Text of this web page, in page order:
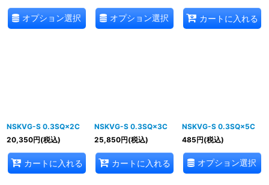
オプション選択 オプション選択 カートに入れる
NSKVG-S 0.3SQ×2C
20,350円(税込)
カートに入れる
NSKVG-S 0.3SQ×3C
25,850円(税込)
カートに入れる
NSKVG-S 0.3SQ×5C
485円(税込)
オプション選択